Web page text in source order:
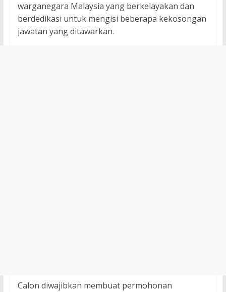
warganegara Malaysia yang berkelayakan dan
berdedikasi untuk mengisi beberapa kekosongan
jawatan yang ditawarkan.
Calon diwajibkan membuat permohonan